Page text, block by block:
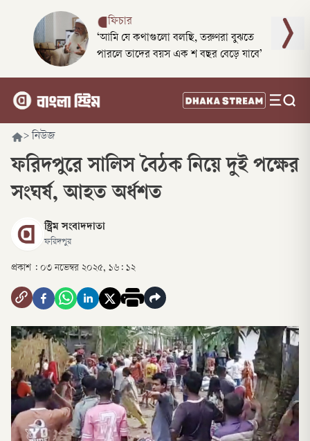
ফিচার
‘আমি যে কথাগুলো বলছি, তরুণরা বুঝতে
পারলে তাদের বয়স এক শ বছর বেড়ে যাবে’
> নিউজ
ফরিদপুরে সালিস বৈঠক নিয়ে দুই পক্ষের
সংঘর্ষ, আহত অর্ধশত
স্ট্রিম সংবাদদাতা
ফরিদপুর
প্রকাশ : ০৩ নভেম্বর ২০২৫, ১৬: ১২